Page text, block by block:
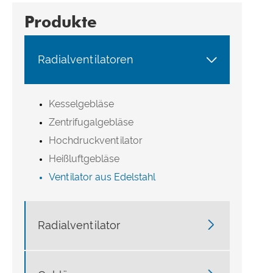
Produkte
Radialventilatoren 
Kesselgebläse
Zentrifugalgebläse
Hochdruckventilator
Heißluftgebläse
Ventilator aus Edelstahl
Radialventilator 